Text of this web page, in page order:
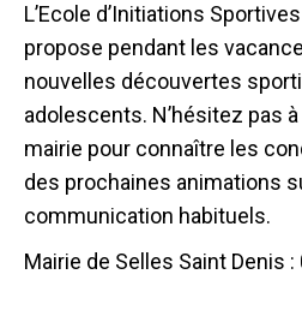
L’Ecole d’Initiations
propose pendant les
nouvelles découvertes
adolescents. N’hésitez pas
mairie pour connaître les
des prochaines animations
communication habituels.
Mairie de Selles Saint Denis :